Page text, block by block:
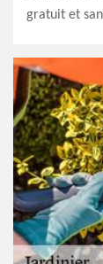
gratuit et